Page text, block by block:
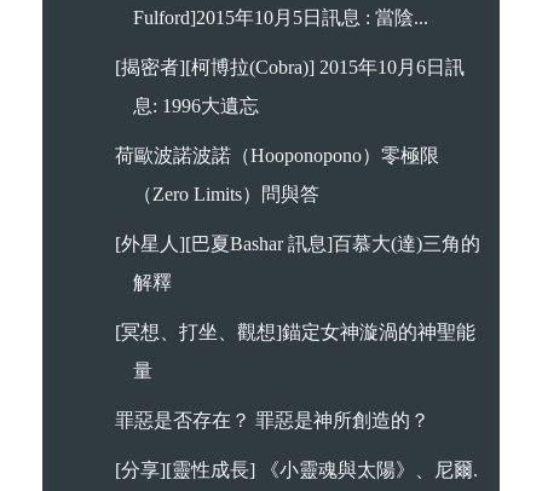
Fulford]2015年10月5日訊息 : 當陰...
[揭密者][柯博拉(Cobra)] 2015年10月6日訊
息: 1996大遺忘
荷歐波諾波諾（Hooponopono）零極限
（Zero Limits）問與答
[外星人][巴夏Bashar 訊息]百慕大(達)三角的
解釋
[冥想、打坐、觀想]錨定女神漩渦的神聖能
量
罪惡是否存在？ 罪惡是神所創造的？
[分享][靈性成長] 《小靈魂與太陽》、尼爾.